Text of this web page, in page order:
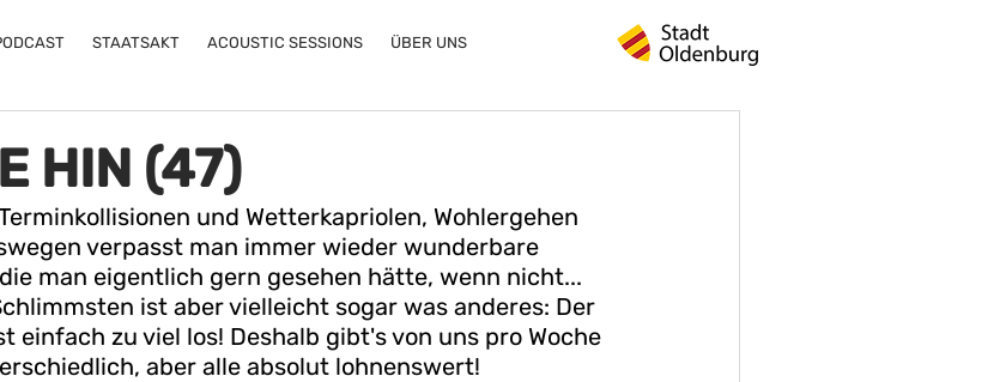
STAATSAKT ACOUSTIC SESSIONS ÜBER UNS
HIN (47)
und Wetterkapriolen, Wohlergehen
verpasst man immer wieder wunderbare
man eigentlich gern gesehen hätte, wenn nicht...
ist aber vielleicht sogar was anderes: Der
einfach zu viel los! Deshalb gibt's von uns pro Woche
aber alle absolut lohnenswert!